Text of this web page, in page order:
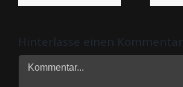
Hinterlasse einen Kommentar